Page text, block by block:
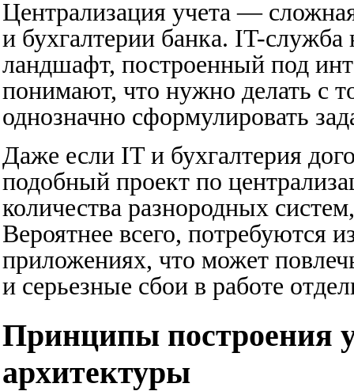
Централизация учета —
и бухгалтерии банка. IT-
ландшафт, построенный под
понимают, что нужно делать с
однозначно сформулировать
Даже если IT и бухгалтерия
подобный проект по
количества разнородных
Вероятнее всего, потребуются
приложениях, что может
и серьезные сбои в работе
Принципы построения
архитектуры